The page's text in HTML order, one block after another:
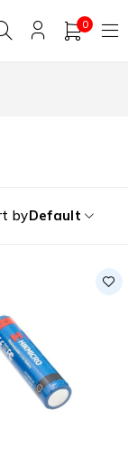
0
byDefault